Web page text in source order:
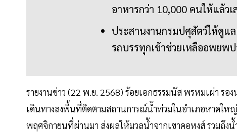
อาหารกว่า 10,000 คนให้แล้วเ
ประสานงานกรมปศุสัตว์ให้ดูแ
รถบรรทุกเข้าช่วยเหลืออพยพ
รายงานข่าว (22 พ.ย. 2568) ร้อยเอกธรรมนัส พรหมเผ่า ร
เดินทางลงพื้นที่ติดตามสถานการณ์น้ำท่วมในอำเภอหาดใ
พฤศจิกายนที่ผ่านมา ส่งผลให้มวลน้ำจากเขาคอหงส์ รวมถึ